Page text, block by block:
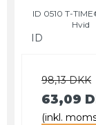
ID 0510 T-
Hvid
ID
98,13 DKK
63,09
(inkl.